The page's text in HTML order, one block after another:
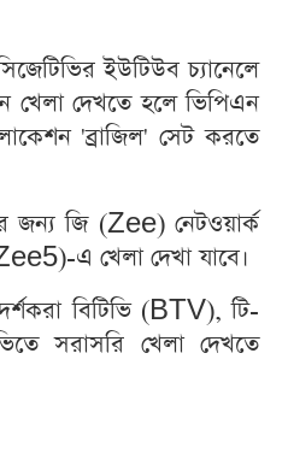
ইউটিউব চ্যানেলে
দেখতে হলে ভিপিএন
'ব্রাজিল' সেট করতে
জন্য জি (Zee) নেটওয়ার্ক
এ খেলা দেখা যাবে।
বিটিভি (BTV), টি-
সরাসরি খেলা দেখতে